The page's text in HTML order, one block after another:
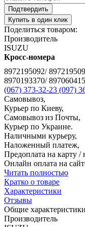
Подтвердить
Купить в один клик
Поделиться товаром:
Производитель
ISUZU
Кросс-номера
8972195092/
8970193370/
(067) 373-32-23 (097)
Самовывоз,
Курьер по Киеву,
Самовывоз из Почты,
Курьер по Украине.
Наличными курьеру,
Наложенный платеж,
Предоплата на карту /
Онлайн оплата на
Читать полностью
Кратко о товаре
Характеристики
Отзывы
Общие характеристики
Производитель